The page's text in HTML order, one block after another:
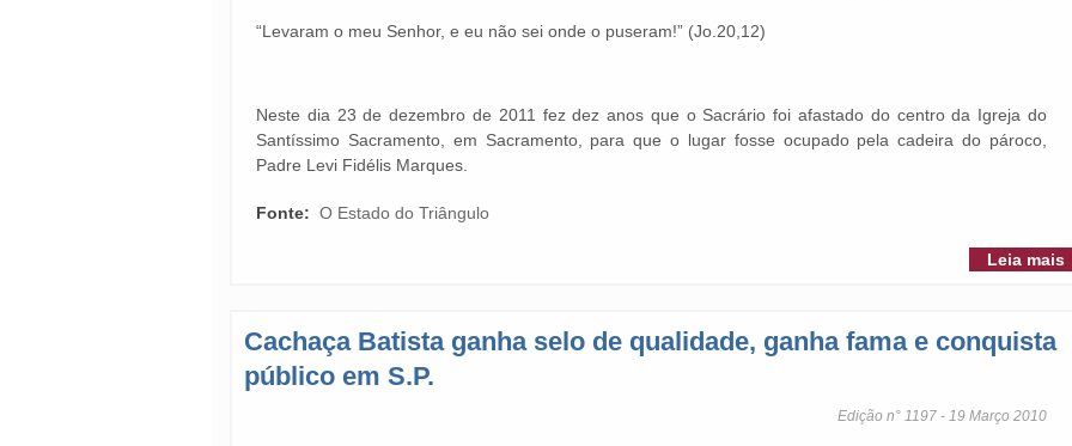
“Levaram o meu Senhor, e eu não sei onde o puseram!” (Jo.20,12)
Neste dia 23 de dezembro de 2011 fez dez anos que o Sacrário foi afastado do centro da Igreja do
Santíssimo Sacramento, em Sacramento, para que o lugar fosse ocupado pela cadeira do pároco,
Padre Levi Fidélis Marques.
Fonte: O Estado do Triângulo
Leia mais
Cachaça Batista ganha selo de qualidade, ganha fama e conquista
público em S.P.
Edição n° 1197 - 19 Março 2010